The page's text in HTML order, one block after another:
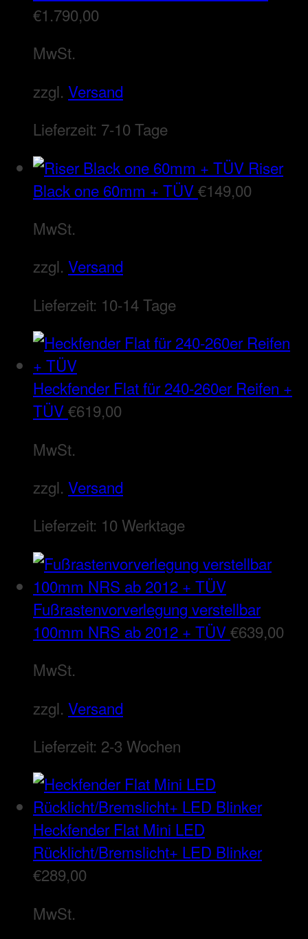
€1.790,00
MwSt.
zzgl. Versand
Lieferzeit: 7-10 Tage
Riser
Black one 60mm + TÜV€149,00
MwSt.
zzgl. Versand
Lieferzeit: 10-14 Tage
Heckfender Flat für 240-260er Reifen +
TÜV€619,00
MwSt.
zzgl. Versand
Lieferzeit: 10 Werktage
Fußrastenvorverlegung verstellbar
100mm NRS ab 2012 + TÜV€639,00
MwSt.
zzgl. Versand
Lieferzeit: 2-3 Wochen
Heckfender Flat Mini LED
Rücklicht/Bremslicht+ LED Blinker
€289,00
MwSt.